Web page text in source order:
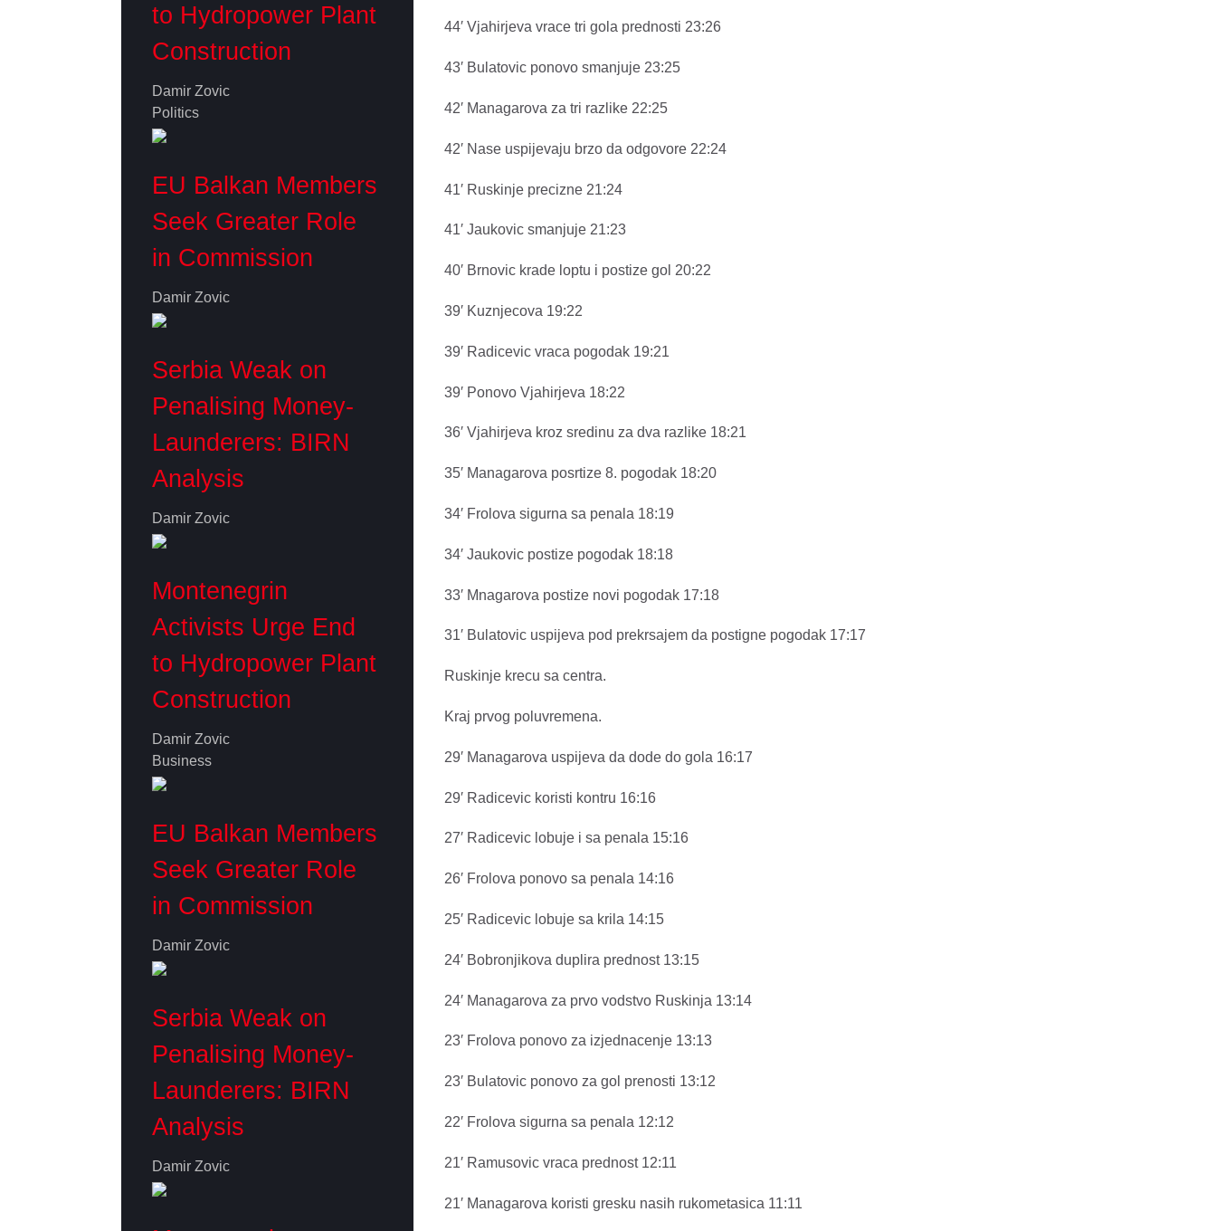
to Hydropower Plant
Construction
Damir Zovic
Politics
EU Balkan Members
Seek Greater Role
in Commission
Damir Zovic
Serbia Weak on
Penalising Money-
Launderers: BIRN
Analysis
Damir Zovic
Montenegrin
Activists Urge End
to Hydropower Plant
Construction
Damir Zovic
Business
EU Balkan Members
Seek Greater Role
in Commission
Damir Zovic
Serbia Weak on
Penalising Money-
Launderers: BIRN
Analysis
Damir Zovic
44′ Vjahirjeva vrace tri gola prednosti 23:26
43′ Bulatovic ponovo smanjuje 23:25
42′ Managarova za tri razlike 22:25
42′ Nase uspijevaju brzo da odgovore 22:24
41′ Ruskinje precizne 21:24
41′ Jaukovic smanjuje 21:23
40′ Brnovic krade loptu i postize gol 20:22
39′ Kuznjecova 19:22
39′ Radicevic vraca pogodak 19:21
39′ Ponovo Vjahirjeva 18:22
36′ Vjahirjeva kroz sredinu za dva razlike 18:21
35′ Managarova posrtize 8. pogodak 18:20
34′ Frolova sigurna sa penala 18:19
34′ Jaukovic postize pogodak 18:18
33′ Mnagarova postize novi pogodak 17:18
31′ Bulatovic uspijeva pod prekrsajem da postigne pogodak 17:17
Ruskinje krecu sa centra.
Kraj prvog poluvremena.
29′ Managarova uspijeva da dode do gola 16:17
29′ Radicevic koristi kontru 16:16
27′ Radicevic lobuje i sa penala 15:16
26′ Frolova ponovo sa penala 14:16
25′ Radicevic lobuje sa krila 14:15
24′ Bobronjikova duplira prednost 13:15
24′ Managarova za prvo vodstvo Ruskinja 13:14
23′ Frolova ponovo za izjednacenje 13:13
23′ Bulatovic ponovo za gol prenosti 13:12
22′ Frolova sigurna sa penala 12:12
21′ Ramusovic vraca prednost 12:11
21′ Managarova koristi gresku nasih rukometasica 11:11